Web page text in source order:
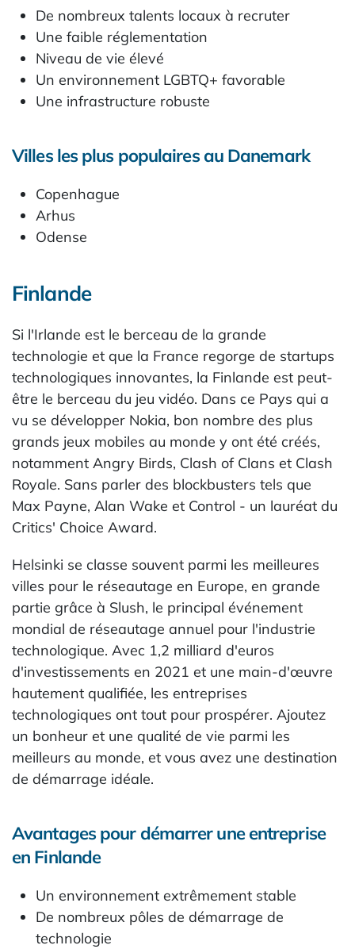
De nombreux talents locaux à recruter
Une faible réglementation
Niveau de vie élevé
Un environnement LGBTQ+ favorable
Une infrastructure robuste
Villes les plus populaires au Danemark
Copenhague
Arhus
Odense
Finlande
Si l'Irlande est le berceau de la grande
technologie et que la France regorge de startups
technologiques innovantes, la Finlande est peut-
être le berceau du jeu vidéo. Dans ce Pays qui a
vu se développer Nokia, bon nombre des plus
grands jeux mobiles au monde y ont été créés,
notamment Angry Birds, Clash of Clans et Clash
Royale. Sans parler des blockbusters tels que
Max Payne, Alan Wake et Control - un lauréat du
Critics' Choice Award.
Helsinki se classe souvent parmi les meilleures
villes pour le réseautage en Europe, en grande
partie grâce à Slush, le principal événement
mondial de réseautage annuel pour l'industrie
technologique. Avec 1,2 milliard d'euros
d'investissements en 2021 et une main-d'œuvre
hautement qualifiée, les entreprises
technologiques ont tout pour prospérer. Ajoutez
un bonheur et une qualité de vie parmi les
meilleurs au monde, et vous avez une destination
de démarrage idéale.
Avantages pour démarrer une entreprise
en Finlande
Un environnement extrêmement stable
De nombreux pôles de démarrage de
technologie